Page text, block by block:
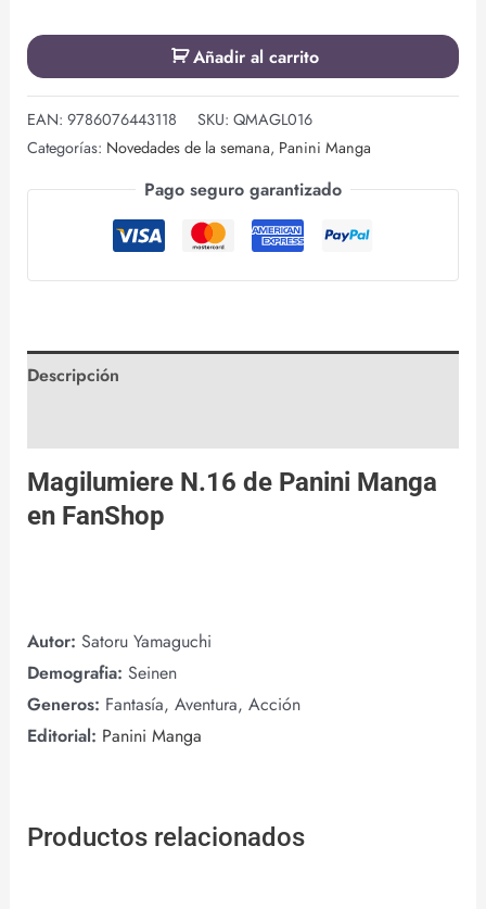
Añadir al carrito
EAN: 9786076443118 SKU: QMAGL016
Categorías: Novedades de la semana, Panini Manga
Pago seguro garantizado
Descripción
Magilumiere N.16 de Panini Manga
en FanShop
Autor: Satoru Yamaguchi
Demografia: Seinen
Generos: Fantasía, Aventura, Acción
Editorial: Panini Manga
Productos relacionados